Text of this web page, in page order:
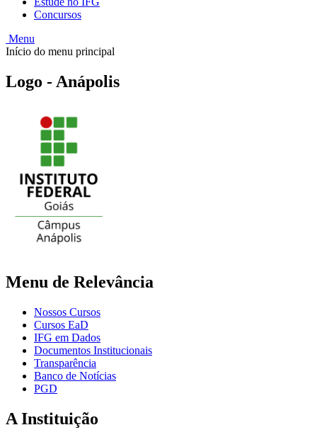
Concursos
Menu
Início do menu principal
Logo - Anápolis
Menu de Relevância
Nossos Cursos
Cursos EaD
IFG em Dados
Documentos Institucionais
Transparência
Banco de Notícias
PGD
A Instituição